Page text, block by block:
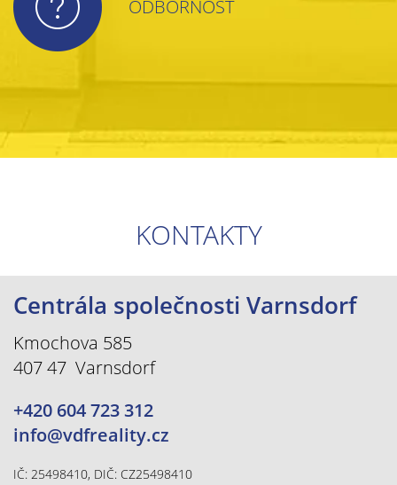
ODBORNOST
KONTAKTY
Centrála společnosti Varnsdorf
Kmochova 585
407 47 Varnsdorf
+420 604 723 312
info@vdfreality.cz
IČ: 25498410, DIČ: CZ25498410